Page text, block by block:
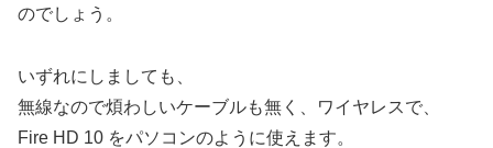
のでしょう。
いずれにしましても、
無線なので煩わしいケーブルも無く、ワイヤレスで、
Fire HD 10 をパソコンのように使えます。